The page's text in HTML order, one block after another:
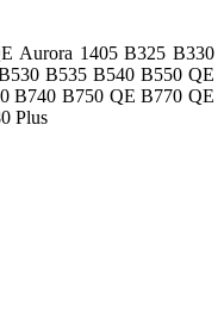
Aurora 1405 B325 B330
B535 B540 B550 QE
B740 B750 QE B770 QE
Plus